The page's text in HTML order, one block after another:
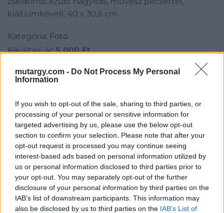
mutargy.com - Do Not Process My Personal
Information
If you wish to opt-out of the sale, sharing to third parties, or
processing of your personal or sensitive information for
targeted advertising by us, please use the below opt-out
section to confirm your selection. Please note that after your
opt-out request is processed you may continue seeing
interest-based ads based on personal information utilized by
us or personal information disclosed to third parties prior to
your opt-out. You may separately opt-out of the further
disclosure of your personal information by third parties on the
IAB’s list of downstream participants. This information may
also be disclosed by us to third parties on the IAB’s List of
kiáll.címkével), 40 x 30,5 cm
Kategória: Fotó
Kikiáltási ár:5 000Ft
Aukció adatai
Aukció dátuma: 2016.08.31
Aukció ideje: 18:00
Aukció helye: II. Zsigmond tér 8.
Tételszám: 21
Eladó adatai
Eladó: Műgyűjtők Háza Kft.